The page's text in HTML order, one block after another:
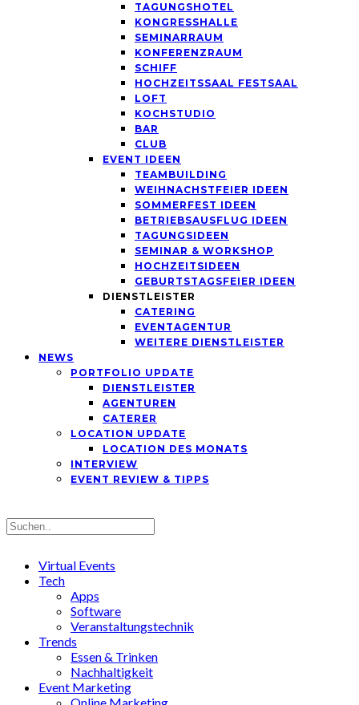
TAGUNGSHOTEL
KONGRESSHALLE
SEMINARRAUM
KONFERENZRAUM
SCHIFF
HOCHZEITSSAAL FESTSAAL
LOFT
KOCHSTUDIO
BAR
CLUB
EVENT IDEEN
TEAMBUILDING
WEIHNACHSTFEIER IDEEN
SOMMERFEST IDEEN
BETRIEBSAUSFLUG IDEEN
TAGUNGSIDEEN
SEMINAR & WORKSHOP
HOCHZEITSIDEEN
GEBURTSTAGSFEIER IDEEN
DIENSTLEISTER
CATERING
EVENTAGENTUR
WEITERE DIENSTLEISTER
NEWS
PORTFOLIO UPDATE
DIENSTLEISTER
AGENTUREN
CATERER
LOCATION UPDATE
LOCATION DES MONATS
INTERVIEW
EVENT REVIEW & TIPPS
Virtual Events
Tech
Apps
Software
Veranstaltungstechnik
Trends
Essen & Trinken
Nachhaltigkeit
Event Marketing